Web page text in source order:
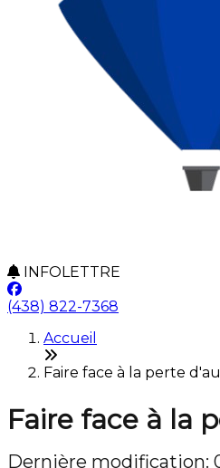
INFOLETTRE
(438) 822-7368
Accueil
Faire face à la perte
Faire face à la
Dernière modification: